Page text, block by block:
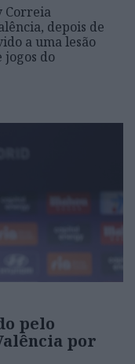
Correia
depois de
a uma lesão
jogos do
pelo
por